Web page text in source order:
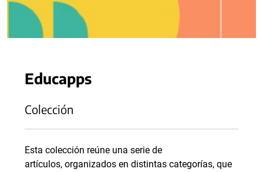
Educapps
Colección
Esta colección reúne una serie de
artículos, organizados en distintas categorías, que